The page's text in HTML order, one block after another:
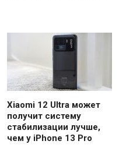
Xiaomi 12 Ultra может
получит систему
стабилизации лучше,
чем у iPhone 13 Pro